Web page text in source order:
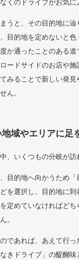
くのドライブがお気に
うと、その目的地に辿
目的地を定めないと色
か通ったことのある道
ードサイドのお店や
みることで新しい発見
ん。
域やエリアに足
、いくつもの分岐が訪
目的地へ向かうため
を選択し、目的地に到
定めていなければど
。
であれば、あえて行
きドライブ」の醍醐味